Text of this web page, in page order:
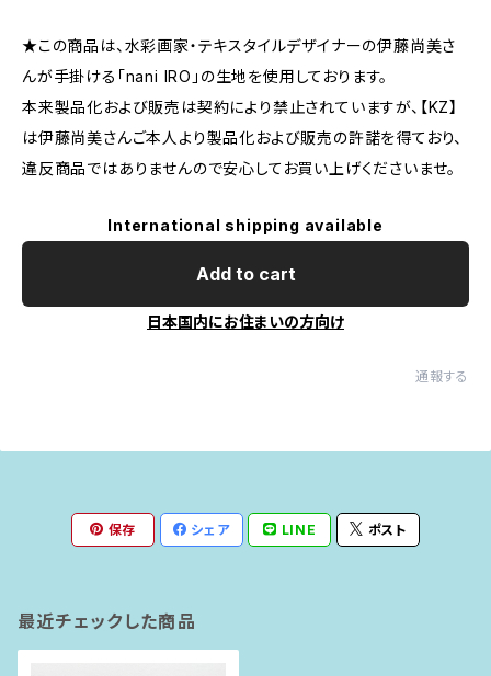
★この商品は、水彩画家・テキスタイルデザイナーの伊藤尚美さ
んが手掛ける「nani IRO」の生地を使用しております。
本来製品化および販売は契約により禁止されていますが、【KZ】
は伊藤尚美さんご本人より製品化および販売の許諾を得ており、
違反商品ではありませんので安心してお買い上げくださいませ。
International shipping available
Add to cart
日本国内にお住まいの方向け
通報する
保存 シェア LINE ポスト
最近チェックした商品